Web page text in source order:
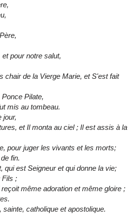
pour notre salut,
chair de la Vierge Marie, et S'est fait
Pilate,
mis au tombeau.
jour,
et Il monta au ciel ; Il est assis à la
pour juger les vivants et les morts;
fin.
qui est Seigneur et qui donne la vie;
Fils ;
même adoration et même gloire ;
catholique et apostolique.